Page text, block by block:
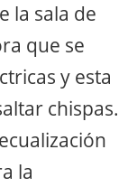
la sala de
que se
y esta
chispas.
la